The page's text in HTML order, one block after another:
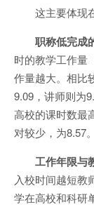
这主要体现
职称低完成
时的教学工作量
作量越大。相比
9.09，讲师则为
高校的课时数最
对较少，为8.57。
工作年限与
入校时间越短教
学在高校和科研